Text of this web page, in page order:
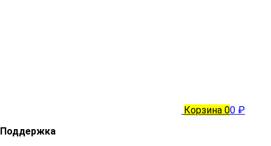
Корзина 00 ₽
Поддержка